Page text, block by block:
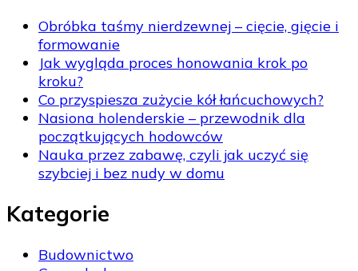
Obróbka taśmy nierdzewnej – cięcie, gięcie i
formowanie
Jak wygląda proces honowania krok po
kroku?
Co przyspiesza zużycie kół łańcuchowych?
Nasiona holenderskie – przewodnik dla
początkujących hodowców
Nauka przez zabawę, czyli jak uczyć się
szybciej i bez nudy w domu
Kategorie
Budownictwo